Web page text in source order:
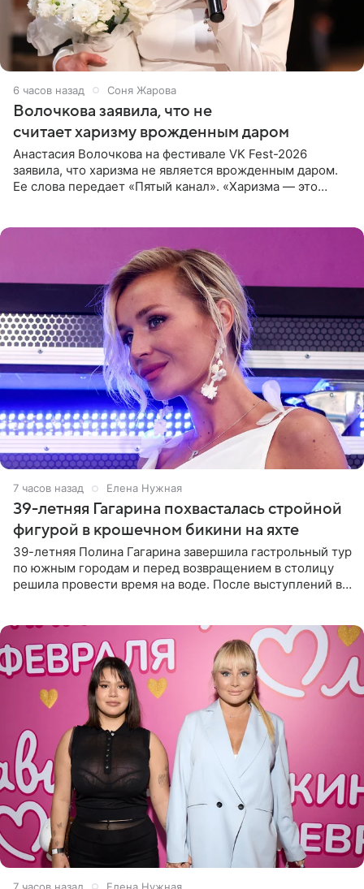
6 часов назад Соня Жарова
Волочкова заявила, что не
считает харизму врожденным даром
Анастасия Волочкова на фестивале VK Fest-2026
заявила, что харизма не является врожденным даром.
Ее слова передает «Пятый канал». «Харизма — это
7 часов назад Елена Нужная
39-летняя Гагарина похвасталась стройной
фигурой в крошечном бикини на яхте
39-летняя Полина Гагарина завершила гастрольный тур
по южным городам и перед возвращением в столицу
решила провести время на воде. После выступлений в